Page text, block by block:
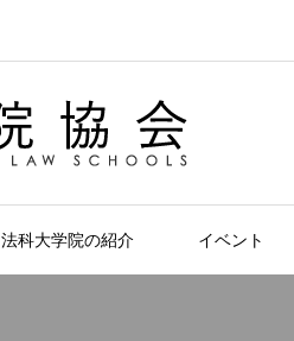
法科大学院の紹介 イベント